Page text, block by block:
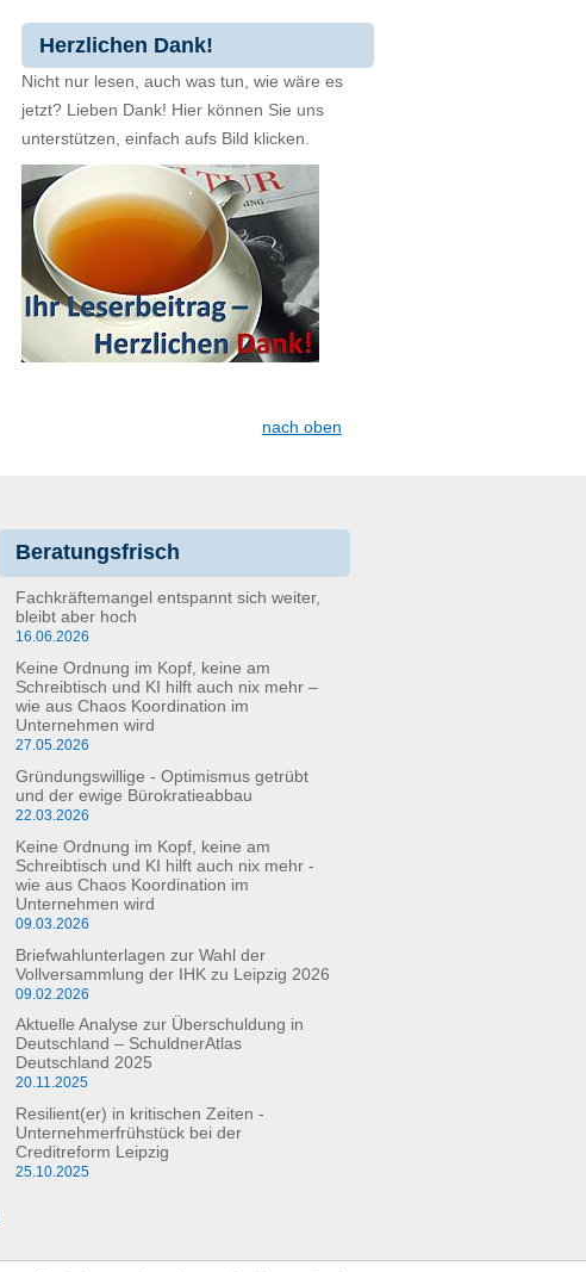
Herzlichen Dank!
Nicht nur lesen, auch was tun, wie wäre es
jetzt? Lieben Dank! Hier können Sie uns
unterstützen, einfach aufs Bild klicken.
nach oben
Beratungsfrisch
Fachkräftemangel entspannt sich weiter,
bleibt aber hoch
16.06.2026
Keine Ordnung im Kopf, keine am
Schreibtisch und KI hilft auch nix mehr –
wie aus Chaos Koordination im
Unternehmen wird
27.05.2026
Gründungswillige - Optimismus getrübt
und der ewige Bürokratieabbau
22.03.2026
Keine Ordnung im Kopf, keine am
Schreibtisch und KI hilft auch nix mehr -
wie aus Chaos Koordination im
Unternehmen wird
09.03.2026
Briefwahlunterlagen zur Wahl der
Vollversammlung der IHK zu Leipzig 2026
09.02.2026
Aktuelle Analyse zur Überschuldung in
Deutschland – SchuldnerAtlas
Deutschland 2025
20.11.2025
Resilient(er) in kritischen Zeiten -
Unternehmerfrühstück bei der
Creditreform Leipzig
25.10.2025